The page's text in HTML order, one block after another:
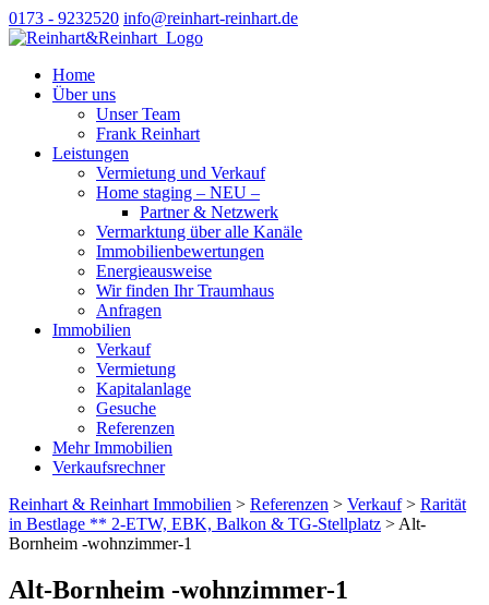
0173 - 9232520 info@reinhart-reinhart.de
Home
Über uns
Unser Team
Frank Reinhart
Leistungen
Vermietung und Verkauf
Home staging – NEU –
Partner & Netzwerk
Vermarktung über alle Kanäle
Immobilienbewertungen
Energieausweise
Wir finden Ihr Traumhaus
Anfragen
Immobilien
Verkauf
Vermietung
Kapitalanlage
Gesuche
Referenzen
Mehr Immobilien
Verkaufsrechner
Reinhart & Reinhart Immobilien > Referenzen > Verkauf> Rarität
in Bestlage ** 2-ETW, EBK, Balkon & TG-Stellplatz > Alt-
Bornheim -wohnzimmer-1
Alt-Bornheim -wohnzimmer-1